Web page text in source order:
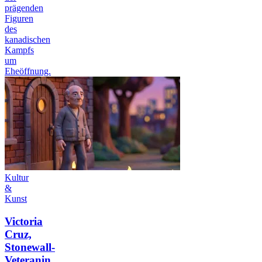
prägenden
Figuren
des
kanadischen
Kampfs
um
Eheöffnung.
Kultur
&
Kunst
Victoria
Cruz,
Stonewall-